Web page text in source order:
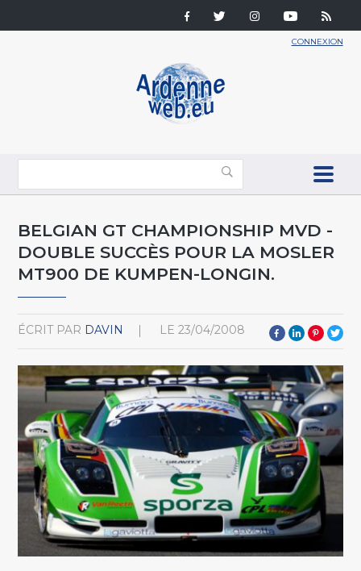
CONNEXION
BELGIAN GT CHAMPIONSHIP MVD -
DOUBLE SUCCÈS POUR LA MOSLER
MT900 DE KUMPEN-LONGIN.
ÉCRIT PAR DAVIN LE 23/04/2008